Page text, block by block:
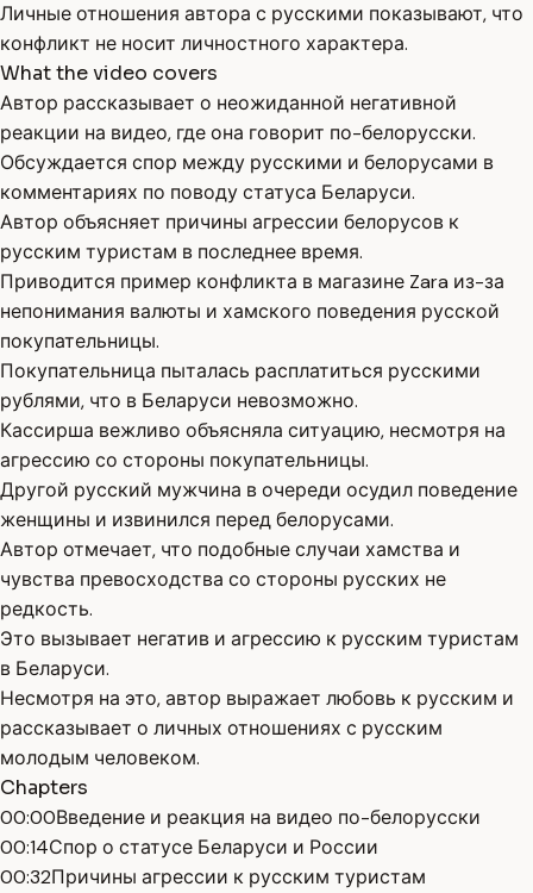
Личные отношения автора с русскими показывают, что
конфликт не носит личностного характера.
What the video covers
Автор рассказывает о неожиданной негативной
реакции на видео, где она говорит по-белорусски.
Обсуждается спор между русскими и белорусами в
комментариях по поводу статуса Беларуси.
Автор объясняет причины агрессии белорусов к
русским туристам в последнее время.
Приводится пример конфликта в магазине Zara из-за
непонимания валюты и хамского поведения русской
покупательницы.
Покупательница пыталась расплатиться русскими
рублями, что в Беларуси невозможно.
Кассирша вежливо объясняла ситуацию, несмотря на
агрессию со стороны покупательницы.
Другой русский мужчина в очереди осудил поведение
женщины и извинился перед белорусами.
Автор отмечает, что подобные случаи хамства и
чувства превосходства со стороны русских не
редкость.
Это вызывает негатив и агрессию к русским туристам
в Беларуси.
Несмотря на это, автор выражает любовь к русским и
рассказывает о личных отношениях с русским
молодым человеком.
Chapters
00:00Введение и реакция на видео по-белорусски
00:14Спор о статусе Беларуси и России
00:32Причины агрессии к русским туристам